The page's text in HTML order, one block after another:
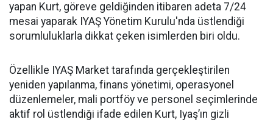
yapan Kurt, göreve geldiğinden itibaren adeta 7/24
mesai yaparak IYAŞ Yönetim Kurulu'nda üstlendiği
sorumluluklarla dikkat çeken isimlerden biri oldu.
Özellikle IYAŞ Market tarafında gerçekleştirilen
yeniden yapılanma, finans yönetimi, operasyonel
düzenlemeler, mali portföy ve personel seçimlerinde
aktif rol üstlendiği ifade edilen Kurt, Iyaş’ın gizli